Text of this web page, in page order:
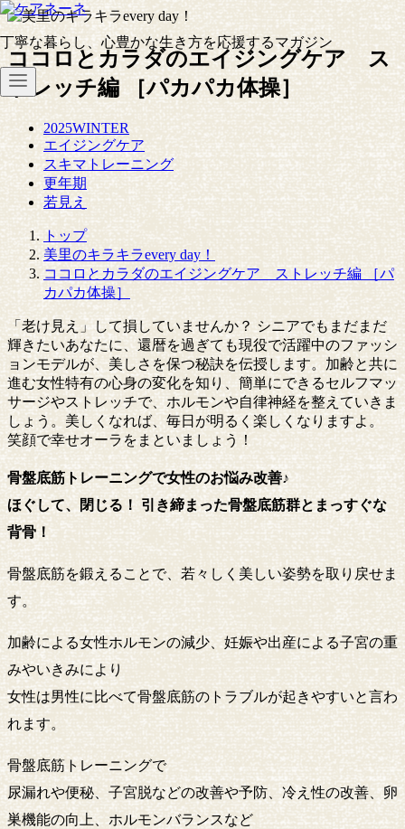
コ
ン
テ
ン
ツ
へ
移
動
丁寧な暮らし、心豊かな生き方を応援するマガジン
ココロとカラダのエイジングケア ス
トレッチ編 ［パカパカ体操］
2025WINTER
エイジングケア
スキマトレーニング
更年期
若見え
トップ
美里のキラキラevery day！
ココロとカラダのエイジングケア ストレッチ編 ［パ
カパカ体操］
「老け見え」して損していませんか？ シニアでもまだまだ
輝きたいあなたに、還暦を過ぎても現役で活躍中のファッシ
ョンモデルが、美しさを保つ秘訣を伝授します。加齢と共に
進む女性特有の心身の変化を知り、簡単にできるセルフマッ
サージやストレッチで、ホルモンや自律神経を整えていきま
しょう。美しくなれば、毎日が明るく楽しくなりますよ。
笑顔で幸せオーラをまといましょう！
骨盤底筋トレーニングで女性のお悩み改善♪
ほぐして、閉じる！ 引き締まった骨盤底筋群とまっすぐな
背骨！
骨盤底筋を鍛えることで、若々しく美しい姿勢を取り戻せま
す。
加齢による女性ホルモンの減少、妊娠や出産による子宮の重
みやいきみにより
女性は男性に比べて骨盤底筋のトラブルが起きやすいと言わ
れます。
骨盤底筋トレーニングで
尿漏れや便秘、子宮脱などの改善や予防、冷え性の改善、卵
巣機能の向上、ホルモンバランスなど